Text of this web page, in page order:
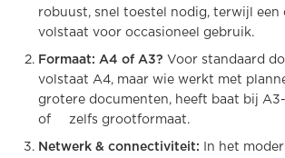
robuust, snel toestel nodig, terwijl een
volstaat voor occasioneel gebruik.
Formaat: A4 of A3? Voor standaard
volstaat A4, maar wie werkt met
grotere documenten, heeft baat bij
of zelfs grootformaat.
Netwerk & connectiviteit: In het